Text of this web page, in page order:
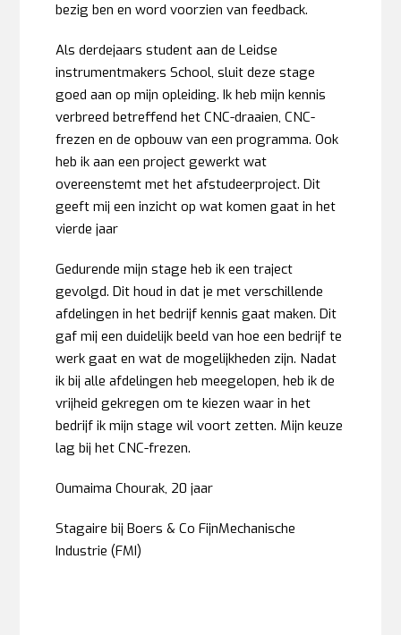
bezig ben en word voorzien van feedback.
Als derdejaars student aan de Leidse
instrumentmakers School, sluit deze stage
goed aan op mijn opleiding. Ik heb mijn kennis
verbreed betreffend het CNC-draaien, CNC-
frezen en de opbouw van een programma. Ook
heb ik aan een project gewerkt wat
overeenstemt met het afstudeerproject. Dit
geeft mij een inzicht op wat komen gaat in het
vierde jaar
Gedurende mijn stage heb ik een traject
gevolgd. Dit houd in dat je met verschillende
afdelingen in het bedrijf kennis gaat maken. Dit
gaf mij een duidelijk beeld van hoe een bedrijf te
werk gaat en wat de mogelijkheden zijn. Nadat
ik bij alle afdelingen heb meegelopen, heb ik de
vrijheid gekregen om te kiezen waar in het
bedrijf ik mijn stage wil voort zetten. Mijn keuze
lag bij het CNC-frezen.
Oumaima Chourak, 20 jaar
Stagaire bij Boers & Co FijnMechanische
Industrie (FMI)